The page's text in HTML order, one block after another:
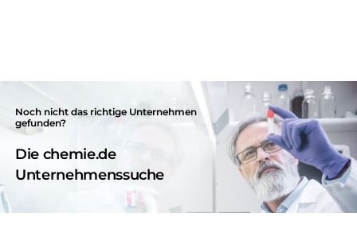
Noch nicht das richtige Unternehmen
gefunden?
Die chemie.de
Unternehmenssuche